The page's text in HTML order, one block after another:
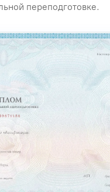
переподготовке.